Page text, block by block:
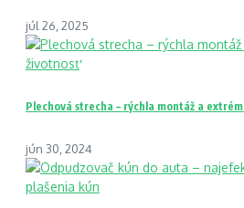
júl 26, 2025
Plechová strecha – rýchla montáž a
jún 30, 2024